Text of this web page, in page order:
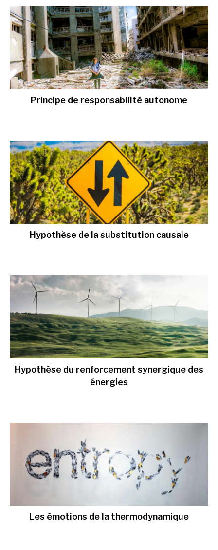
Principe de responsabilité autonome
Hypothèse de la substitution causale
Hypothèse du renforcement synergique des
énergies
Les émotions de la thermodynamique